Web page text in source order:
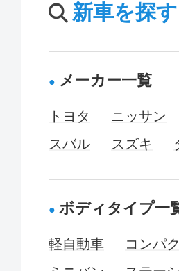
新車を探す
メーカー一覧
トヨタ ニッサン
スバル
スズキ
ボディタイプ一
軽自動車
コンパ